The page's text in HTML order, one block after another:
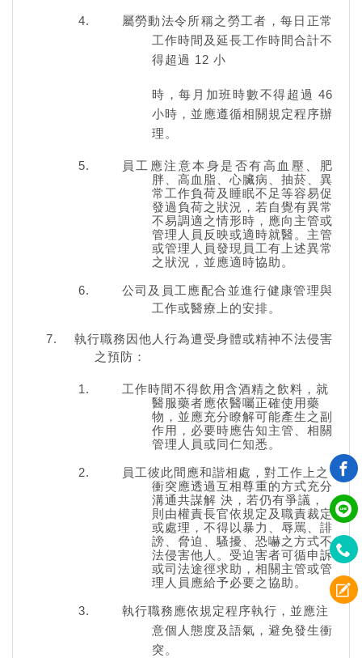
屬勞動法令所稱之勞工者，每日正常
工作時間及延長工作時間合計不
得超過 12 小
時，每月加班時數不得超過 46
小時，並應遵循相關規定程序辦
理。
員工應注意本身是否有高血壓、肥
胖、高血脂、心臟病、抽菸、異
常工作負荷及睡眠不足等容易促
發過負荷之狀況，若自覺有異常
不易調適之情形時，應向主管或
管理人員反映或適時就醫。主管
或管理人員發現員工有上述異常
之狀況，並應適時協助。
公司及員工應配合並進行健康管理與
工作或醫療上的安排。
執行職務因他人行為遭受身體或精神不法侵害
之預防：
工作時間不得飲用含酒精之飲料，就
醫服藥者應依醫囑正確使用藥
物，並應充分瞭解可能產生之副
作用，必要時應告知主管、相關
管理人員或同仁知悉。
員工彼此間應和諧相處，對工作上之
衝突應透過互相尊重的方式充分
溝通共謀解 決，若仍有爭議，
則由權責長官依規定及職責裁定
或處理，不得以暴力、辱罵、誹
謗、脅迫、騷擾、恐嚇之方式不
法侵害他人。受迫害者可循申訴
或司法途徑求助，相關主管或管
理人員應給予必要之協助。
執行職務應依規定程序執行，並應注
意個人態度及語氣，避免發生衝
突。